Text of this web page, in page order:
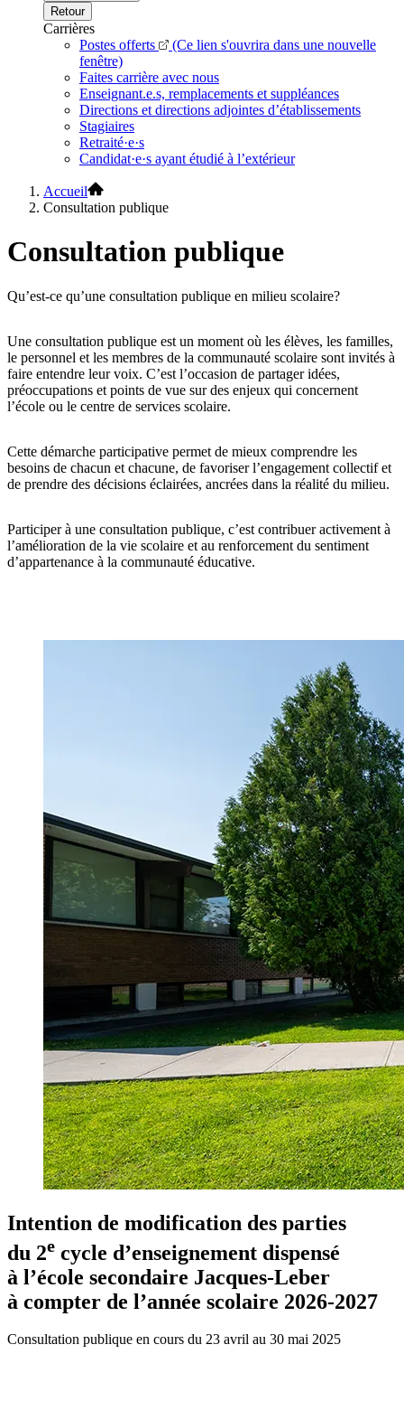
Retour
Carrières
Postes offerts
(Ce lien s'ouvrira dans une nouvelle
fenêtre)
Faites carrière avec nous
Enseignant.e.s, remplacements et suppléances
Directions et directions adjointes d’établissements
Stagiaires
Retraité·e·s
Candidat·e·s ayant étudié à l’extérieur
Accueil
Consultation publique
Consultation publique
Qu’est-ce qu’une consultation publique en milieu scolaire?
Une consultation publique est un moment où les élèves, les familles,
le personnel et les membres de la communauté scolaire sont invités à
faire entendre leur voix. C’est l’occasion de partager idées,
préoccupations et points de vue sur des enjeux qui concernent
l’école ou le centre de services scolaire.
Cette démarche participative permet de mieux comprendre les
besoins de chacun et chacune, de favoriser l’engagement collectif et
de prendre des décisions éclairées, ancrées dans la réalité du milieu.
Participer à une consultation publique, c’est contribuer activement à
l’amélioration de la vie scolaire et au renforcement du sentiment
d’appartenance à la communauté éducative.
Intention de modification des parties
du 2e cycle d’enseignement dispensé
à l’école secondaire Jacques‑Leber
à compter de l’année scolaire 2026‑2027
Consultation publique en cours du 23 avril au 30 mai 2025